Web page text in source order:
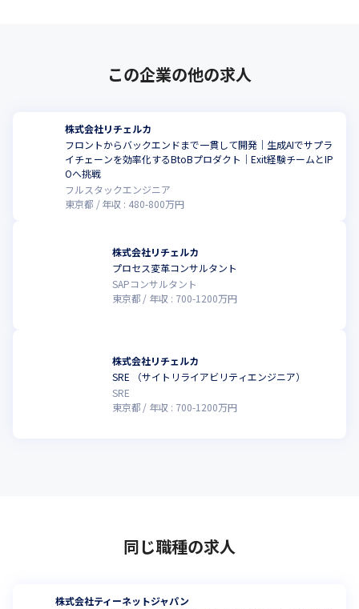
生成AIを活用し、提案段階でのモックアップや簡易プロトタイプ
用性・価値を明確化
┗ モック開発の過程で得られたフィードバックを要件定義・
UI/UX改善へ即反映
・プロジェクト推進・マネジメント
┗ 各プロジェクトにおけるWBS（作業分解構成図）の作成、進行
┗ リスク・品質・スケジュールの総合的なプロジェクトマネジメ
┗ 多様なステークホルダー間の調整と意思統一を図りながらプロ
この企業の他の求人
株式会社リチェルカ
フロントからバックエンドまで一貫して開発｜生成AIでサプラ
イチェーンを効率化するBtoBプロダクト｜Exit経験チームとIP
Oへ挑戦
フルスタックエンジニア
東京都
年収 : 480-800万円
株式会社リチェルカ
プロセス変革コンサルタント
SAPコンサルタント
東京都
年収 : 700-1200万円
株式会社リチェルカ
SRE （サイトリライアビリティエンジニア）
SRE
東京都
年収 : 700-1200万円
同じ職種の求人
株式会社ティーネットジャパン